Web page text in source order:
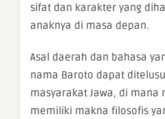
sifat dan karakter yang
anaknya di masa depan.
Asal daerah dan bahasa
nama Baroto dapat
masyarakat Jawa, di mana
memiliki makna filosofis